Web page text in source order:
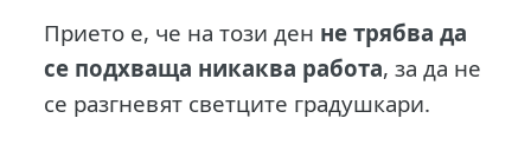
Прието е, че на този ден не трябва да
се подхваща никаква работа, за да не
се разгневят светците градушкари.